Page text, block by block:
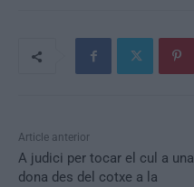
Article anterior
A judici per tocar el cul a una
dona des del cotxe a la